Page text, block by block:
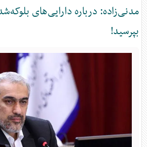
مدنی‌زاده: درباره دارایی‌های
بپرسید!